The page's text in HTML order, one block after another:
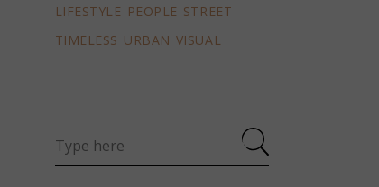
LIFESTYLE PEOPLE STREET
TIMELESS URBAN VISUAL